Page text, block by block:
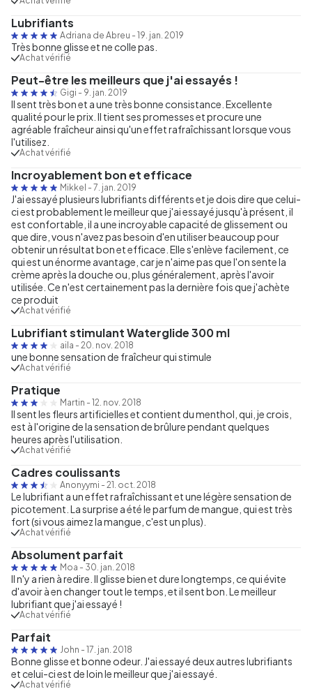
Lubrifiants
Adriana de Abreu - 19. jan. 2019
Très bonne glisse et ne colle pas.
Achat vérifié
Peut-être les meilleurs que j'ai essayés !
Gigi - 9. jan. 2019
Il sent très bon et a une très bonne consistance. Excellente
qualité pour le prix. Il tient ses promesses et procure une
agréable fraîcheur ainsi qu'un effet rafraîchissant lorsque vous
l'utilisez.
Achat vérifié
Incroyablement bon et efficace
Mikkel - 7. jan. 2019
J'ai essayé plusieurs lubrifiants différents et je dois dire que celui-
ci est probablement le meilleur que j'ai essayé jusqu'à présent, il
est confortable, il a une incroyable capacité de glissement ou
que dire, vous n'avez pas besoin d'en utiliser beaucoup pour
obtenir un résultat bon et efficace. Elle s'enlève facilement, ce
qui est un énorme avantage, car je n'aime pas que l'on sente la
crème après la douche ou, plus généralement, après l'avoir
utilisée. Ce n'est certainement pas la dernière fois que j'achète
ce produit
Achat vérifié
Lubrifiant stimulant Waterglide 300 ml
aila - 20. nov. 2018
une bonne sensation de fraîcheur qui stimule
Achat vérifié
Pratique
Martin - 12. nov. 2018
Il sent les fleurs artificielles et contient du menthol, qui, je crois,
est à l'origine de la sensation de brûlure pendant quelques
heures après l'utilisation.
Achat vérifié
Cadres coulissants
Anonyymi - 21. oct. 2018
Le lubrifiant a un effet rafraîchissant et une légère sensation de
picotement. La surprise a été le parfum de mangue, qui est très
fort (si vous aimez la mangue, c'est un plus).
Achat vérifié
Absolument parfait
Moa - 30. jan. 2018
Il n'y a rien à redire. Il glisse bien et dure longtemps, ce qui évite
d'avoir à en changer tout le temps, et il sent bon. Le meilleur
lubrifiant que j'ai essayé !
Achat vérifié
Parfait
John - 17. jan. 2018
Bonne glisse et bonne odeur. J'ai essayé deux autres lubrifiants
et celui-ci est de loin le meilleur que j'ai essayé.
Achat vérifié